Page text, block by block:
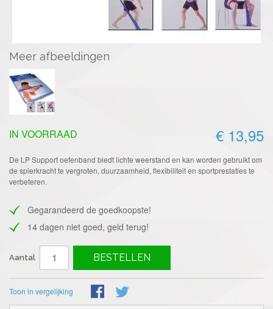
Meer afbeeldingen
€ 13,95
IN VOORRAAD
De LP Support oefenband biedt lichte weerstand en kan worden gebruikt om
de spierkracht te vergroten, duurzaamheid, flexibiliteit en sportprestaties te
verbeteren.
Gegarandeerd de goedkoopste!
14 dagen niet goed, geld terug!
Aantal BESTELLEN
Toon in vergelijking